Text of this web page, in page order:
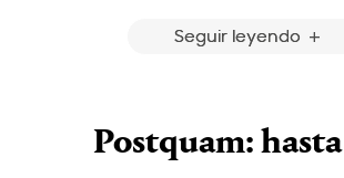
Seguir leyendo
Postquam: hasta